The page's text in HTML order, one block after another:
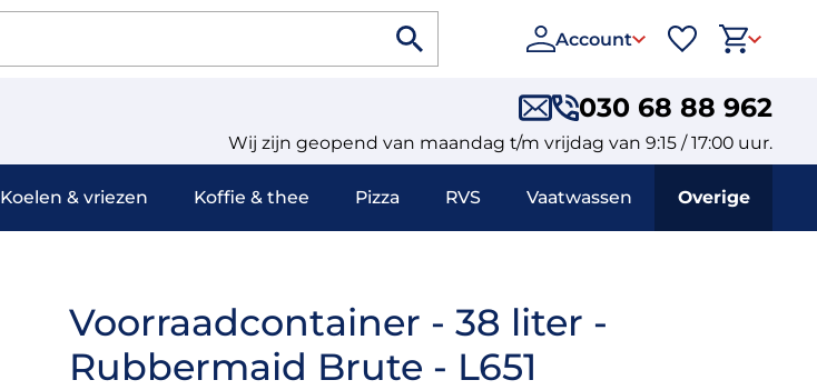
Account
030 68 88 962
Wij zijn geopend van maandag t/m vrijdag van 9:15 / 17:00 uur.
Koelen & vriezen Koffie & thee Pizza RVS Vaatwassen Overige
Voorraadcontainer - 38 liter -
Rubbermaid Brute - L651